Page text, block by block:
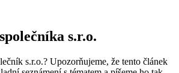
s.r.o.
s.r.o.? Upozorňujeme, že tento článek